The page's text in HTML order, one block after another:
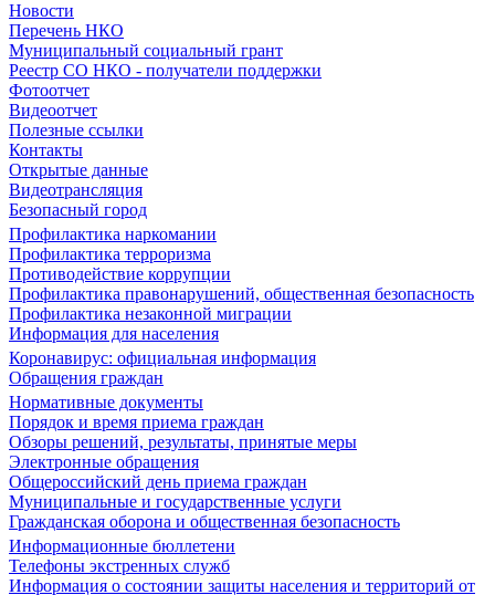
Новости
Перечень НКО
Муниципальный социальный грант
Реестр СО НКО - получатели поддержки
Фотоотчет
Видеоотчет
Полезные ссылки
Контакты
Открытые данные
Видеотрансляция
Безопасный город
Профилактика наркомании
Профилактика терроризма
Противодействие коррупции
Профилактика правонарушений, общественная безопасность
Профилактика незаконной миграции
Информация для населения
Коронавирус: официальная информация
Обращения граждан
Нормативные документы
Порядок и время приема граждан
Обзоры решений, результаты, принятые меры
Электронные обращения
Общероссийский день приема граждан
Муниципальные и государственные услуги
Гражданская оборона и общественная безопасность
Информационные бюллетени
Телефоны экстренных служб
Информация о состоянии защиты населения и территорий от